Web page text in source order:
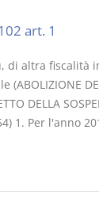
art. 1
di altra fiscalità
DELLA
1. Per l'anno